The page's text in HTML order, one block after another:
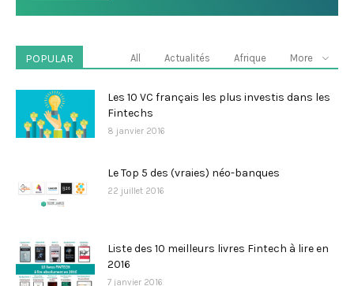
POPULAR All Actualités Afrique More
Les 10 VC français les plus investis dans les
Fintechs
8 janvier 2016
Le Top 5 des (vraies) néo-banques
22 juillet 2016
Liste des 10 meilleurs livres Fintech à lire en
2016
7 janvier 2016